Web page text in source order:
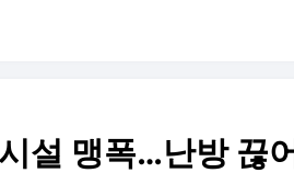
설 맹폭…난방 끊